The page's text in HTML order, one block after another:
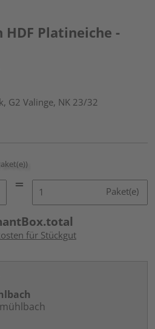
Platineiche -
G2 Valinge, NK 23/32
Paket(e)
für Stückgut